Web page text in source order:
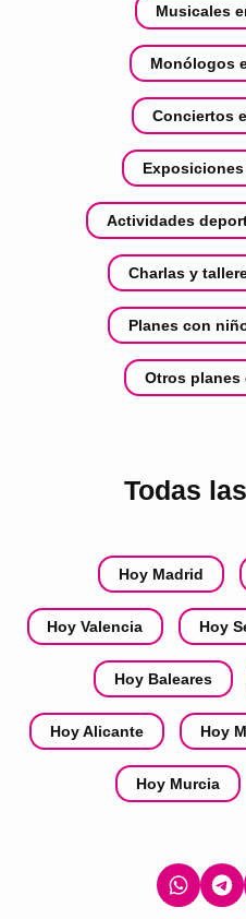
Musicales
Monólogos
Conciertos
Actividades
Charlas y
Planes con
Otros planes
Todas
Hoy Madrid
Hoy Valencia Hoy
Hoy Baleares
Hoy Alicante Hoy
Hoy Murcia